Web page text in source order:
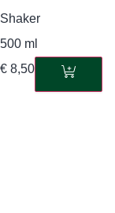
Shaker
500 ml
€ 8,50